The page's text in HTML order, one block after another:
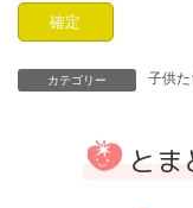
カテゴリー 子供
と